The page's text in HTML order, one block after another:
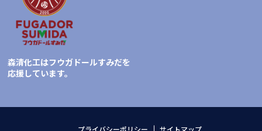
森清化工はフウガドールすみだを
応援しています。
プライバシーポリシー サイトマップ